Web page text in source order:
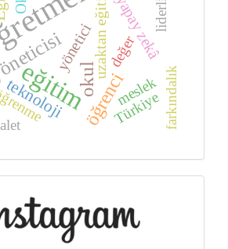
eğitim
okul
öğrenci
teknoloji
uzaktan eğitimyapay zekâ
yönetici değer
meslek
liderlik
farkındalık
Türkiye